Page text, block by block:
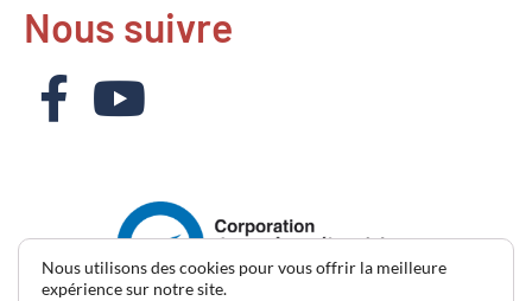
Nous suivre
Nous utilisons des cookies pour vous offrir la meilleure
expérience sur notre site.